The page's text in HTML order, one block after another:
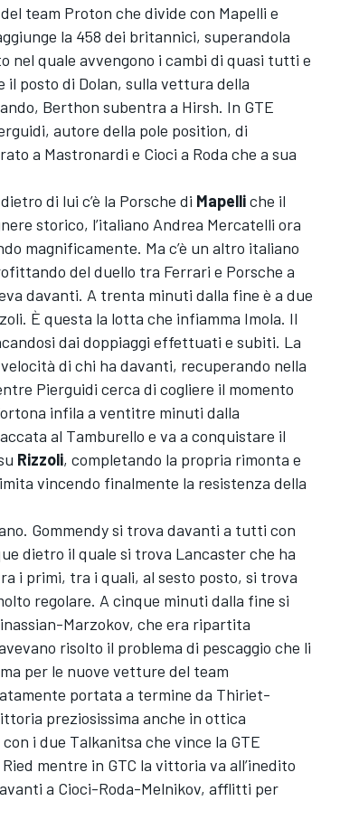
team Proton che divide con Mapelli e
la 458 dei britannici, superandola
nel quale avvengono i cambi di quasi tutti e
il posto di Dolan, sulla vettura della
Berthon subentra a Hirsh. In GTE
autore della pole position, di
a Mastronardi e Cioci a Roda che a sua
di lui c’è la Porsche di Mapelliche il
storico, l’italiano Andrea Mercatelli ora
magnificamente. Ma c’è un altro italiano
del duello tra Ferrari e Porsche a
davanti. A trenta minuti dalla fine è a due
È questa la lotta che infiamma Imola. Il
dai doppiaggi effettuati e subiti. La
di chi ha davanti, recuperando nella
Pierguidi cerca di cogliere il momento
infila a ventitre minuti dalla
al Tamburello e va a conquistare il
Rizzoli, completando la propria rimonta e
vincendo finalmente la resistenza della
Gommendy si trova davanti a tutti con
dietro il quale si trova Lancaster che ha
i primi, tra i quali, al sesto posto, si trova
regolare. A cinque minuti dalla fine si
Marzokov, che era ripartita
risolto il problema di pescaggio che li
per le nuove vetture del team
portata a termine da Thiriet-
preziosissima anche in ottica
i due Talkanitsa che vince la GTE
mentre in GTC la vittoria va all’inedito
a Cioci-Roda-Melnikov, afflitti per